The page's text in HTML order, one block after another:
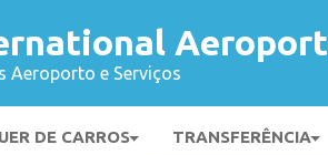
Aeroporto e Serviços
DE CARROS TRANSFERÊNCIA